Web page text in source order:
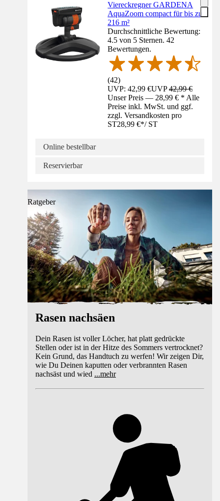
Viereckregner GARDENA
AquaZoom compact für bis zu
216 m²
Durchschnittliche Bewertung:
4.5 von 5 Sternen. 42
Bewertungen.
(42)
UVP: 42,99 €UVP42,99 €
Unser Preis — 28,99 € * Alle
Preise inkl. MwSt. und ggf.
zzgl. Versandkosten pro
ST28,99 €*/ ST
Online bestellbar
Reservierbar
Ratgeber
Rasen nachsäen
Dein Rasen ist voller Löcher, hat platt gedrückte
Stellen oder ist in der Hitze des Sommers vertrocknet?
Kein Grund, das Handtuch zu werfen! Wir zeigen Dir,
wie Du Deinen kaputten oder verbrannten Rasen
nachsäst und wied ...mehr